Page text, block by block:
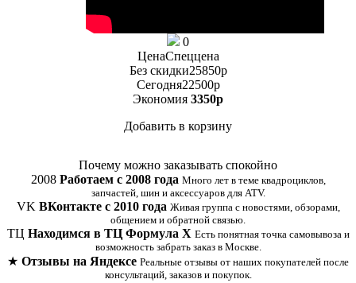
0
ЦенаСпеццена
Без скидки25850p
Сегодня22500p
Экономия 3350p
Добавить в корзину
Почему можно заказывать спокойно
2008 Работаем с 2008 года Много лет в теме квадроциклов,
запчастей, шин и аксессуаров для ATV.
VK ВКонтакте с 2010 года Живая группа с новостями, обзорами,
общением и обратной связью.
ТЦ Находимся в ТЦ Формула Х Есть понятная точка самовывоза и
возможность забрать заказ в Москве.
★ Отзывы на Яндексе Реальные отзывы от наших покупателей после
консультаций, заказов и покупок.